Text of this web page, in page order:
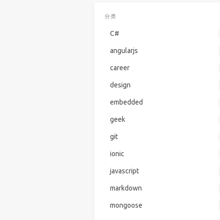
分类
C#
angularjs
career
design
embedded
geek
git
ionic
javascript
markdown
mongoose